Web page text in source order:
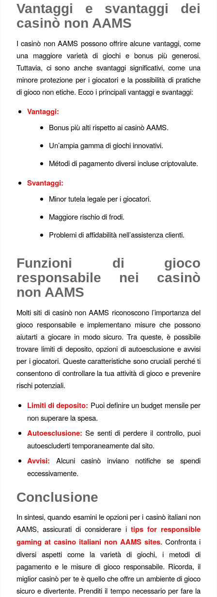
Vantaggi e svantaggi dei
casinò non AAMS
I casinò non AAMS possono offrire alcune vantaggi, come
una maggiore varietà di giochi e bonus più generosi.
Tuttavia, ci sono anche svantaggi significativi, come una
minore protezione per i giocatori e la possibilità di pratiche
di gioco non etiche. Ecco i principali vantaggi e svantaggi:
Vantaggi:
Bonus più alti rispetto ai casinò AAMS.
Un’ampia gamma di giochi innovativi.
Métodi di pagamento diversi incluse criptovalute.
Svantaggi:
Minor tutela legale per i giocatori.
Maggiore rischio di frodi.
Problemi di affidabilità nell’assistenza clienti.
Funzioni di gioco
responsabile nei casinò
non AAMS
Molti siti di casinò non AAMS riconoscono l’importanza del
gioco responsabile e implementano misure che possono
aiutarti a giocare in modo sicuro. Tra queste, è possibile
trovare limiti di deposito, opzioni di autoesclusione e avvisi
per i giocatori. Queste caratteristiche sono cruciali perché ti
consentono di controllare la tua attività di gioco e prevenire
rischi potenziali.
Limiti di deposito: Puoi definire un budget mensile per
non superare la spesa.
Autoesclusione: Se senti di perdere il controllo, puoi
autoescluderti temporaneamente dal sito.
Avvisi: Alcuni casinò inviano notifiche se spendi
eccessivamente.
Conclusione
In sintesi, quando esamini le opzioni per i casinò italiani non
AAMS, assicurati di considerare i tips for responsible
gaming at casino italiani non AAMS sites. Confronta i
diversi aspetti come la varietà di giochi, i metodi di
pagamento e le misure di gioco responsabile. Ricorda, il
miglior casinò per te è quello che offre un ambiente di gioco
sicuro e divertente. Prenditi il tempo necessario per fare la